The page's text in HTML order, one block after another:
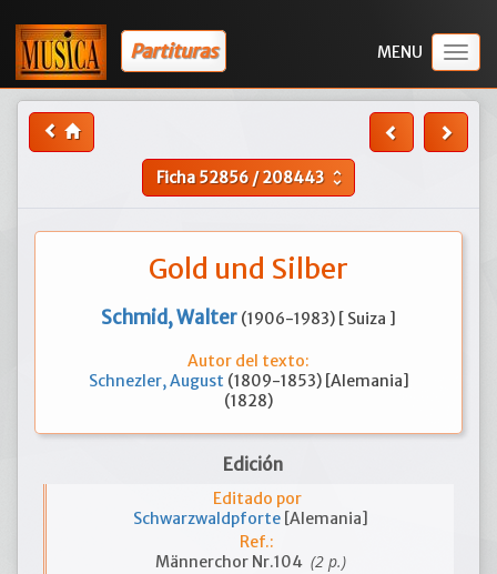
Partituras
Ficha52856/208443 unfold_more
Gold und Silber
Schmid, Walter (1906-1983) [ Suiza ]
Autor del texto:
Schnezler, August (1809-1853) [Alemania]
(1828)
Edición
Editado por
Schwarzwaldpforte [Alemania]
Ref.:
Männerchor Nr.104 (2 p.)